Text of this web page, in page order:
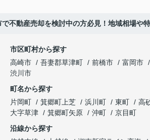
で不動産売却を検討中の方必見！地域相場や
市区町村から探す
高崎市
吾妻郡草津町 前橋市 富岡市
渋川市
町名から探す
片岡町
箕郷町上芝 浜川町 東町 高
大字草津
箕郷町矢原 沖町
京目町
沿線から探す